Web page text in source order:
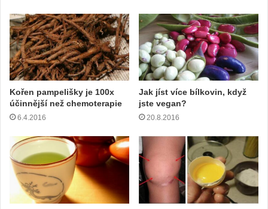
Kořen pampelišky je 100x
účinnější než chemoterapie
6.4.2016
Jak jíst více bílkovin, když
jste vegan?
20.8.2016